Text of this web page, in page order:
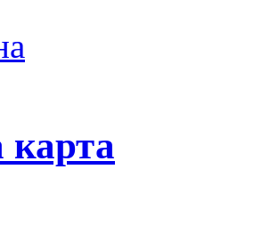
карта